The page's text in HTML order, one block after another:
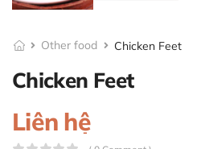
Other food Chicken Feet
Chicken Feet
Liên hệ